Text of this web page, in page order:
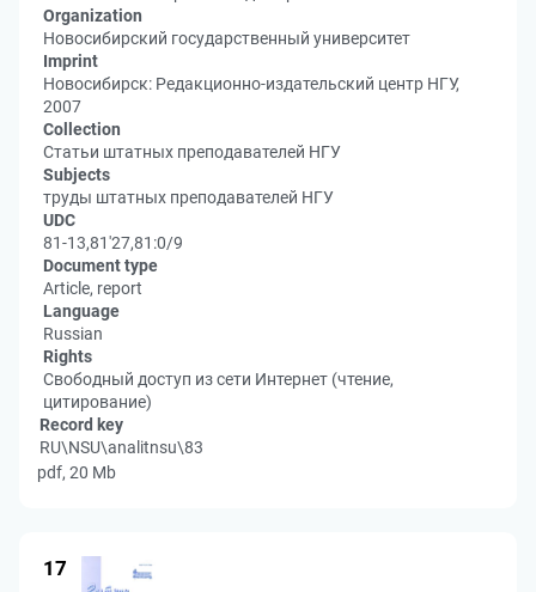
Organization
Новосибирский государственный университет
Imprint
Новосибирск: Редакционно-издательский центр НГУ,
2007
Collection
Статьи штатных преподавателей НГУ
Subjects
труды штатных преподавателей НГУ
UDC
81-13,81'27,81:0/9
Document type
Article, report
Language
Russian
Rights
Свободный доступ из сети Интернет (чтение,
цитирование)
Record key
RU\NSU\analitnsu\83
pdf, 20 Mb
17